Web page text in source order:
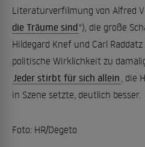
Literaturverfilmung von Alfred
die Träume sind"), die große
Hildegard Knef und Carl
politische Wirklichkeit zu
Jeder stirbt für sich allein , die
in Szene setzte, deutlich besser.
Foto: HR/Degeto